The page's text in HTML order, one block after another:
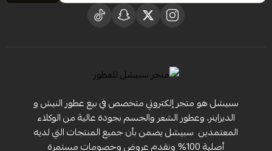
سبيشل هو متجر إلكتروني متخصص في بيع عطور النيش و
الديزاينر، وعطور الشعر والجسم بجودة عالية من الوكلاء
المعتمدين ‏ سبيشل يضمن بأن جميع المنتجات التي لديه
أصلية 100% ونقدم عروض وخصومات مستمرة